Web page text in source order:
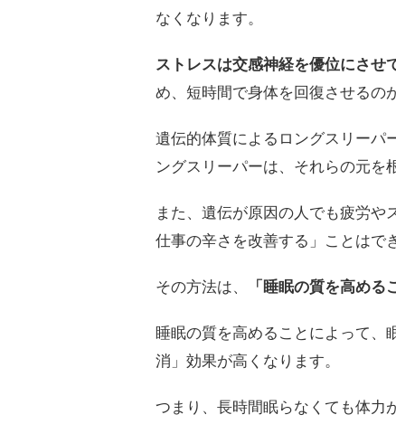
なくなります。
ストレスは交感神経を優位にさせ
め、短時間で身体を回復させるの
遺伝的体質によるロングスリーパ
ングスリーパーは、それらの元を
また、遺伝が原因の人でも疲労や
仕事の辛さを改善する」ことはで
その方法は、 「睡眠の質を高める
睡眠の質を高めることによって、
消」効果が高くなります。
つまり、長時間眠らなくても体力